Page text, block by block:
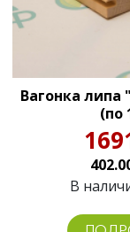
Вагонка липа
(по
В